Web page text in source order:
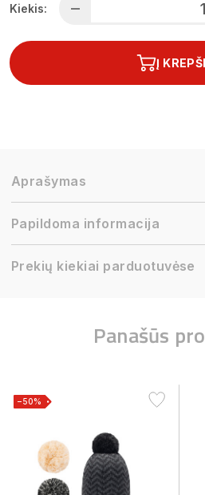
Kiekis:
Į
Aprašymas
Papildoma informacija
Prekių kiekiai parduotuvėse
Panašūs
−50%